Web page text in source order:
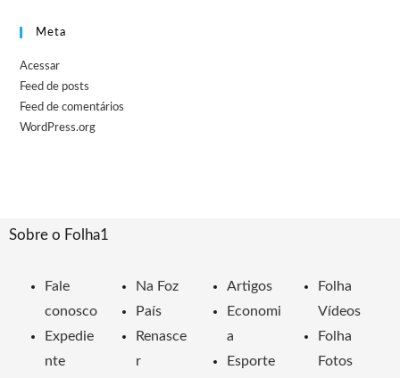
Meta
Acessar
Feed de posts
Feed de comentários
WordPress.org
Sobre o Folha1
Fale
conosco
Expedie
nte
Na Foz
País
Renasce
r
Artigos
Economi
a
Esporte
Folha
Vídeos
Folha
Fotos